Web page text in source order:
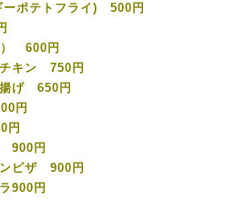
ーポテトフライ) 500円
） 600円
キン 750円
げ 650円
円
円
900円
ンピザ 900円
900円